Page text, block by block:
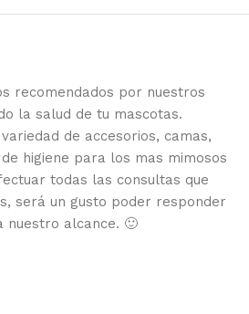
recomendados por nuestros
la salud de tu mascotas.
de accesorios, camas,
higiene para los mas mimosos
todas las consultas que
será un gusto poder responder
nuestro alcance. 🙂